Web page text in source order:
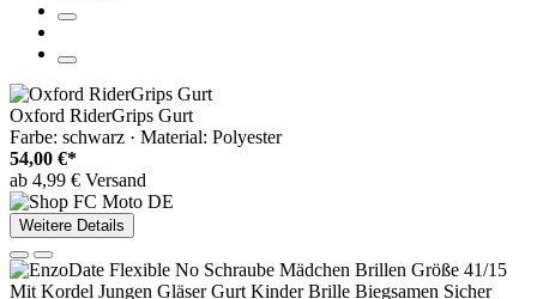
Oxford RiderGrips Gurt
Farbe: schwarz · Material: Polyester
54,00 €*
ab 4,99 € Versand
Weitere Details